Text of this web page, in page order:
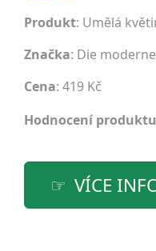
Produkt: Umělá
Značka: Die
Cena: 419 Kč
Hodnocení produktu
VÍCE